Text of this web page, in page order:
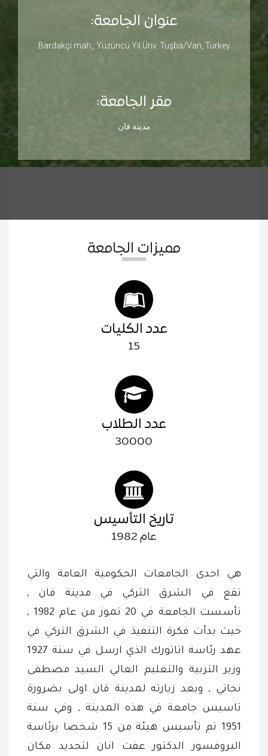
عنوان الجامعة:
Bardakçi mah., Yüzüncü Yıl Ünv. Tuşba/Van, Turkey
مقر الجامعة:
مدينة فان
مميزات الجامعة
عدد الكليات
15
عدد الطلاب
30000
تاريخ التأسيس
عام 1982
هي احدى الجامعات الحكومية العامة والتي
تقع في الشرق التركي في مدينة فان ,
تأسست الجامعة في 20 تموز من عام 1982 ,
حيث بدأت فكرة التنفيذ في الشرق التركي في
عهد رئاسة اتاتورك الذي ارسل في سنة 1927
وزير التربية والتعليم العالي السيد مصطفى
نجاتي , وبعد زيارته لمدينة فان اولى بضرورة
تاسيس جامعة في هذه المدينة , وفي سنة
1951 تم تأسيس هيئة من 15 شخصا برئاسة
البروفسور الدكتور عفت انان لتحديد مكان